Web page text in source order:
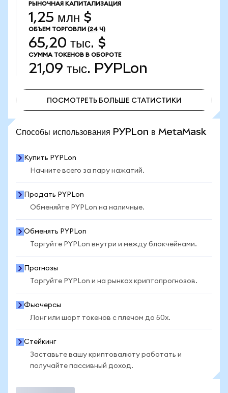
РЫНОЧНАЯ КАПИТАЛИЗАЦИЯ
1,25 млн $
ОБЪЕМ ТОРГОВЛИ (24 Ч)
65,20 тыс. $
СУММА ТОКЕНОВ В ОБОРОТЕ
21,09 тыс. PYPLon
ПОСМОТРЕТЬ БОЛЬШЕ СТАТИСТИКИ
Способы использования PYPLon в MetaMask
Купить PYPLon
Начните всего за пару нажатий.
Продать PYPLon
Обменяйте PYPLon на наличные.
Обменять PYPLon
Торгуйте PYPLon внутри и между блокчейнами.
Прогнозы
Торгуйте PYPLon и на рынках криптопрогнозов.
Фьючерсы
Лонг или шорт токенов с плечом до 50x.
Стейкинг
Заставьте вашу криптовалюту работать и
получайте пассивный доход.